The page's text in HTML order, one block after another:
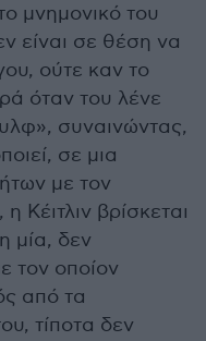
μνημονικό του
είναι σε θέση να
ούτε καν το
όταν του λένε
συναινώντας,
σε μια
με τον
Κέιτλιν βρίσκεται
μία, δεν
τον οποίον
από τα
τίποτα δεν